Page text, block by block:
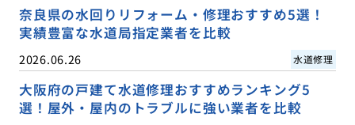
奈良県の水回りリフォーム・修理おすすめ5選！
実績豊富な水道局指定業者を比較
2026.06.26 水道修理
大阪府の戸建て水道修理おすすめランキング5
選！屋外・屋内のトラブルに強い業者を比較